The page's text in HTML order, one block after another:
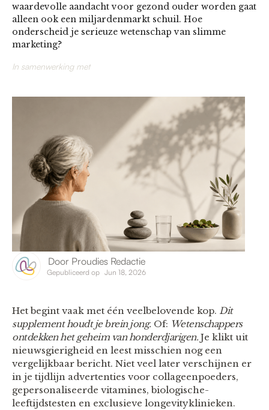
waardevolle aandacht voor gezond ouder worden gaat
alleen ook een miljardenmarkt schuil. Hoe
onderscheid je serieuze wetenschap van slimme
marketing?
In samenwerking met
Door Proudies Redactie
Gepubliceerd op Jun 18, 2026
Het begint vaak met één veelbelovende kop. Dit
supplement houdt je brein jong. Of: Wetenschappers
ontdekken het geheim van honderdjarigen. Je klikt uit
nieuwsgierigheid en leest misschien nog een
vergelijkbaar bericht. Niet veel later verschijnen er
in je tijdlijn advertenties voor collageenpoeders,
gepersonaliseerde vitamines, biologische-
leeftijdstesten en exclusieve longevityklinieken.